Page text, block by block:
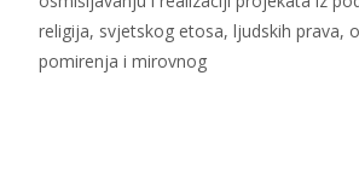
religija, svjetskog etosa, ljudskih prava,
pomirenja i mirovnog